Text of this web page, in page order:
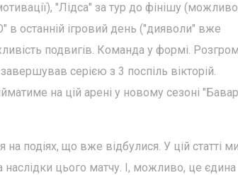
"Лідса" за тур до фінішу
останній ігровий день ("дияволи" вже
подвигів. Команда у формі. Розгром
серією з 3 поспіль вікторій.
на цій арені у новому сезоні
подіях, що вже відбулися. У цій статті ми
цього матчу. І, можливо, це єдина